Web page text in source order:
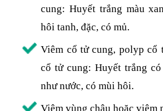
cung: Huyết trắng màu
hôi tanh, đặc, có mủ.
Viêm cổ tử cung, polyp cổ
cổ tử cung: Huyết trắng
như nước, có mùi hôi.
Viêm vùng chậu hoặc viêm